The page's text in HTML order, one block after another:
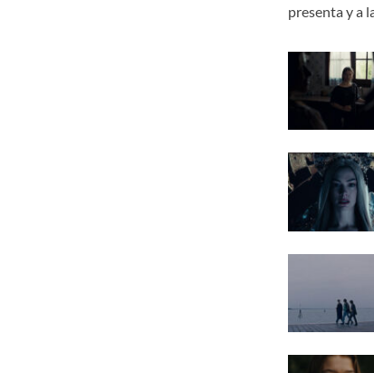
presenta y a